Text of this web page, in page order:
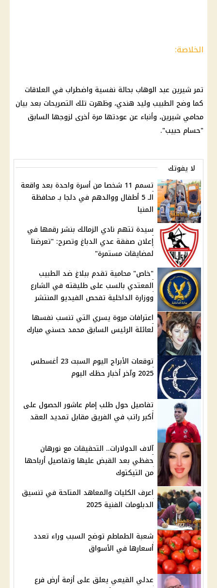
الخلاصة:
تمرشيرين عبد الوهاب بحالة نفسية واضطراب في العلاقات
كما وضح الطبيب وليد هندي، وظهرت تلك التصريحات بعد بيان
محامي شيرين، وأنباء عن عودتها مرة أخرى لزوجها السابق
"حسام حبيب".
لا يفوتك
تسمم 11 شخصا من أسرة واحدة بعد واقعة
الـ 5 أطفال ووالدهم في دلجا بـ محافظة
المنيا
سيدة تتهم نادي الزمالك بنشر رقمها في
إعلان صفقة عدي الدباغ وتصرح: "تعرضنا
لمضايقات مستمرة"
"خاص" محامية تقدم ببلاغ ضد الطبيب
المعتدي بالسب على طليقته في الشارع
ووزارة الداخلية تفحص الفيديو المنتشر
اعترافات مروة يسري التي تنسب نفسها
لعائلة الرئيس السابق محمد حسني مبارك
توقعات الأبراج اليوم السبت 23 أغسطس
2025 وآخر أخبار حظك اليوم
تفاصيل حول طلب إمام عاشور الحصول على
أكبر راتب في الفريق مقابل تمديد العقد
آلاف الدولارات.. التحقيقات مع نورهان
حفظي بعد القبض عليها وتفاصيل أرباحها
من التيكتوك
اعرف الكليات والمعاهد المتاحة في تنسيق
الدبلومات الفنية 2025
شعبة الطماطم توضح السبب وراء تعدد
أسعارها في الأسواق
عدلي القيعي يعلق على أزمة أرض فرع